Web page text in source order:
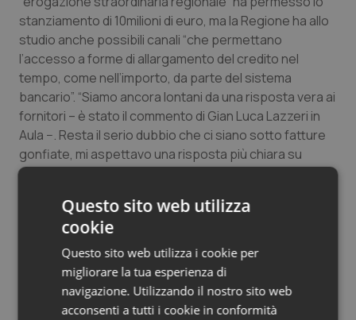
Salute orale & impianti
Sangue & coagulazione
Tiroide
Tumore al seno
Tumori del Polmone & Testa Collo
Tumori gastrointestinali
Ulcera & Reflusso
stanziamento di 10milioni di euro, ma la Regione ha allo
studio anche possibili canali “che permettano
l’accesso a forme di allargamento del credito nel
tempo, come nell’importo, da parte del sistema
bancario”. “Siamo ancora lontani da una risposta vera ai
fornitori – è stato il commento di Gian Luca Lazzeri in
Aula −. Resta il serio dubbio che ci siano sotto fatture
gonfiate, mi aspettavo una risposta più chiara su
questi punti”.
Articoli correlati
Toscana: dalla Regione partono diffide su errata
certificazione bilancio Asl 1 di Massa e Carrara
Toscana: Regione commissaria la Asl 1 di Massa e
Carrara
Questo sito web utilizza
cookie
Questo sito web utilizza i cookie per
migliorare la tua esperienza di
navigazione. Utilizzando il nostro sito web
acconsenti a tutti i cookie in conformità